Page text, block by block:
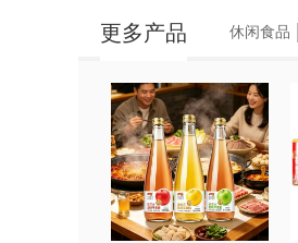
更多产品 休闲食品